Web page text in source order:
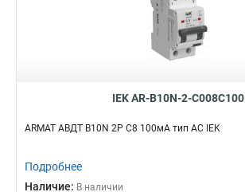
IEK AR-B10N-2-C008C100
ARMAT АВДТ B10N 2P C8 100мА тип AC IEK
Подробнее
Наличие: В наличии